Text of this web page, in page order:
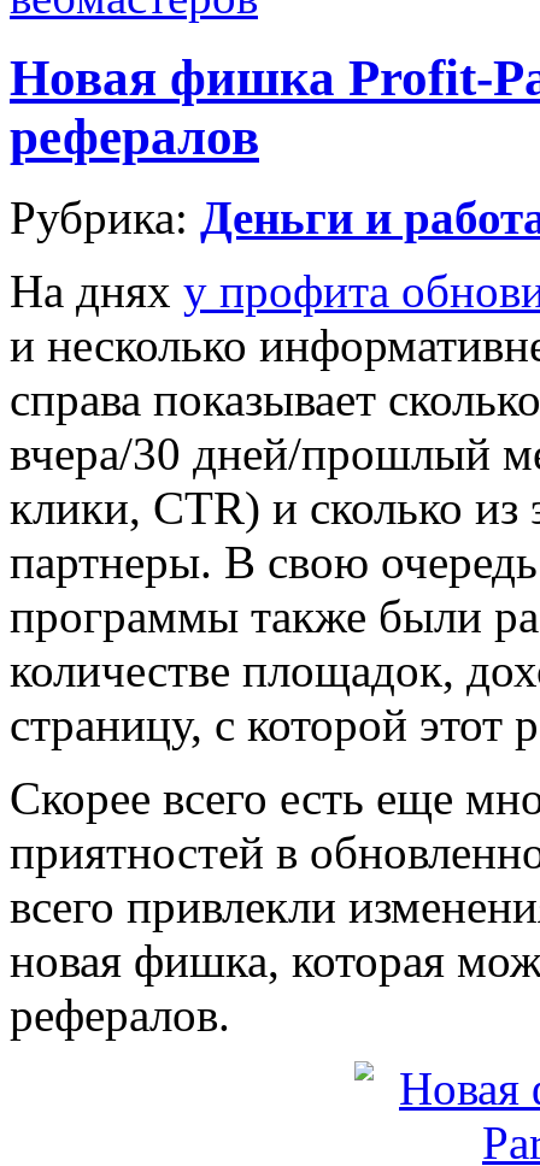
Новая фишка Profit-
рефералов
Рубрика: Деньги и
На днях у профита
и несколько
справа показывает
вчера/30 дней/прошлый
клики, CTR) и сколько из
партнеры. В свою
программы также были
количестве площадок,
страницу, с которой этот
Скорее всего есть еще
приятностей в
всего привлекли
новая фишка, которая
рефералов.